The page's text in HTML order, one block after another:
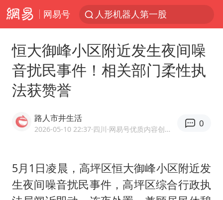
网易号
人形机器人第一股
宇树申购 中一签有望赚20万元
4.2平卫生间补漏注胶花1.55万
律师谈贾冰私人饭局被偷拍
多地银行上调存款利率
面对面丨蔡磊：与渐冻症抗争 纵使不敌 也不屈服
恒大御峰小区附近发生夜间噪
音扰民事件！相关部门柔性执
法获赞誉
路人市井生活
2026-05-10 22:37·四川 ·网易号优质内容创作者
0
5月1日凌晨，高坪区恒大御峰小区附近发
生夜间噪音扰民事件，高坪区综合行政执